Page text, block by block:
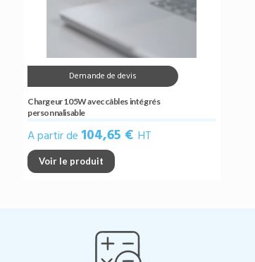
Demande de devis
Chargeur 105W avec câbles intégrés
personnalisable
A partir de 104,65 € HT
Voir le produit